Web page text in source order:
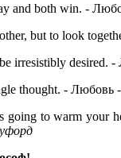
and both win. -
but to look
irresistibly desired. -
thought. - Любовь -
going to warm your